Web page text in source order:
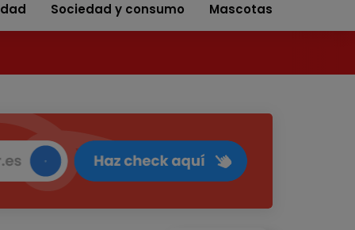
Sociedad y consumo Mascotas